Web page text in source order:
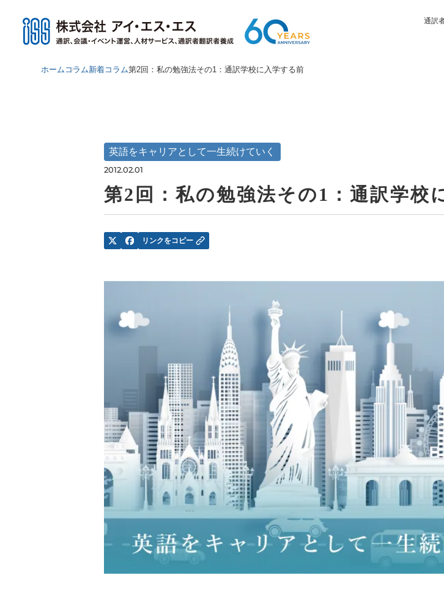
通訳
ホーム コラム新着コラム第2回：私の勉強法その1：通訳学校に入学する前
英語をキャリアとして一生続けていく
2012.02.01
第2回：私の勉強法その1：通訳学校
リンクをコピー